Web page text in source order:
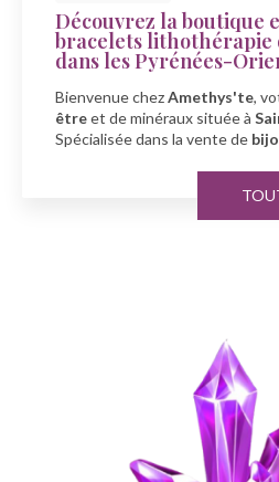
en ligne de
d'Amethys'te
Orientales
, votreboutique de bien-
Sainte-Marie-la-Mer.
bijoux en…